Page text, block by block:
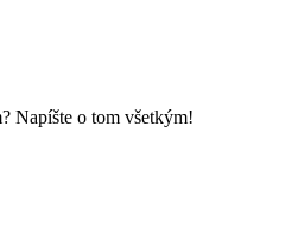
Napíšte o tom všetkým!